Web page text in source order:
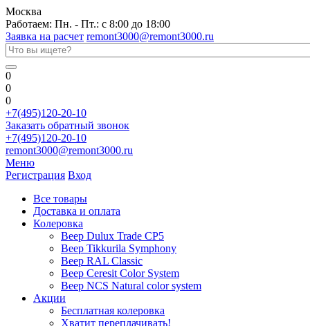
Москва
Работаем: Пн. - Пт.: с 8:00 до 18:00
Заявка на расчет remont3000@remont3000.ru
0
0
0
+7(495)120-20-10
Заказать обратный звонок
+7(495)120-20-10
remont3000@remont3000.ru
Меню
Регистрация Вход
Все товары
Доставка и оплата
Колеровка
Веер Dulux Trade CP5
Веер Tikkurila Symphony
Веер RAL Classic
Веер Ceresit Color System
Веер NCS Natural color system
Акции
Бесплатная колеровка
Хватит переплачивать!